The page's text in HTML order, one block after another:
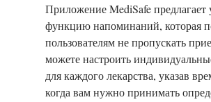
Приложение MediSafe
функцию напоминаний, которая
пользователям не пропускать
можете настроить
для каждого лекарства, указав
когда вам нужно принимать